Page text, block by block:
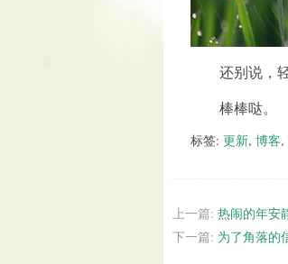
还别说，轻
棒棒哒。
标签: 更新, 博客,
上一篇: 热闹的年安
下一篇: 为了角落的